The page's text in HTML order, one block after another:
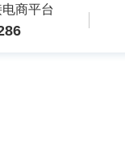
商平台